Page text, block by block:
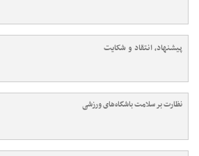
پیشنهاد، انتقاد و شکایت
نظارت بر سلامت باشگاه‌های ورزشی